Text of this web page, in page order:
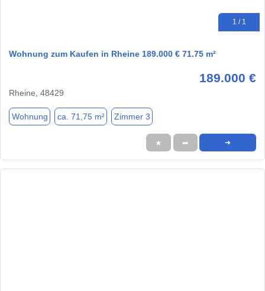
1 / 1
Wohnung zum Kaufen in Rheine 189.000 € 71.75 m²
189.000 €
Rheine, 48429
Wohnung ca. 71,75 m² Zimmer 3
★ ➦ ➜